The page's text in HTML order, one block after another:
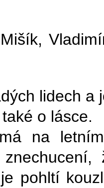
lidech a
o lásce.
na
pohltí